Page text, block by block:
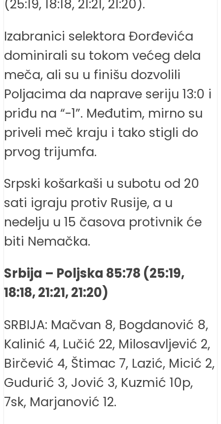
(25:19, 18:18, 21:21, 21:20).
Izabranici selektora Đorđevića
dominirali su tokom većeg dela
meča, ali su u finišu dozvolili
Poljacima da naprave seriju 13:0 i
priđu na “-1”. Međutim, mirno su
priveli meč kraju i tako stigli do
prvog trijumfa.
Srpski košarkaši u subotu od 20
sati igraju protiv Rusije, a u
nedelju u 15 časova protivnik će
biti Nemačka.
Srbija – Poljska 85:78 (25:19,
18:18, 21:21, 21:20)
SRBIJA: Mačvan 8, Bogdanović 8,
Kalinić 4, Lučić 22, Milosavljević 2,
Birčević 4, Štimac 7, Lazić, Micić 2,
Gudurić 3, Jović 3, Kuzmić 10p,
7sk, Marjanović 12.